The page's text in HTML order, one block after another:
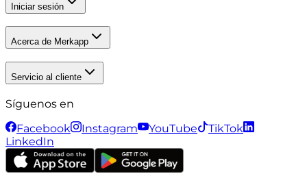
Iniciar sesión
Acerca de Merkapp
Servicio al cliente
Síguenos en
Facebook
Instagram YouTube
TikTok
LinkedIn